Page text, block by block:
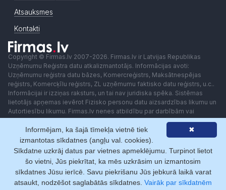
Atsauksmes
Kontakti
Copyright © Firmas.lv 2007-2026. Firmas.lv ir Latvijas Republikas
Uzņēmumu Reģistra datu atkalizmantotājs. Informācijas avoti:
Uzņēmumu reģistra datu bāzes, Komercreģistrs, Maksātnespējas
reģistrs, Komercķīlu reģistrs, ZL uzņēmumu faktisko datu reģistrs, u.c..
Informācijai ir izziņas raksturs, un tai nav juridiska spēka. Sistēmas
lietotājs apņemas ievērot Fizisko personu datu aizsardzības likumu un
Autortiesību likumu. Firmas.lv nenes atbildību par darbībām vai
lēmumiem, kas balstīti uz saņemto pakalpojumu. Lietotājam aizliegts
izmantot jebkādas automatizētas sistēmas vai iekārtas (robotus)
piekļuvei sistēmai bez rakstiskas saskaņošanas ar Firmas.lv. Galvenā
redaktore: Ingūna Pempere.
Lietošanas noteikumi
Privātuma politika Norēķini ar
✖
Informējam, ka šajā tīmekļa vietnē tiek
izmantotas sīkdatnes (angļu val. cookies).
Sīkdatne uzkrāj datus par vietnes apmeklējumu. Turpinot lietot
šo vietni, Jūs piekrītat, ka mēs uzkrāsim un izmantosim
sīkdatnes Jūsu ierīcē. Savu piekrišanu Jūs jebkurā laikā varat
atsaukt, nodzēšot saglabātās sīkdatnes. Vairāk par sīkdatnēm